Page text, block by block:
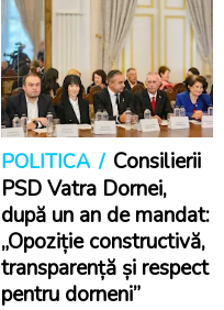
POLITICA
Consilierii
PSD Vatra Dornei,
după un an de mandat:
„Opoziție constructivă,
transparență și respect
pentru dorneni”